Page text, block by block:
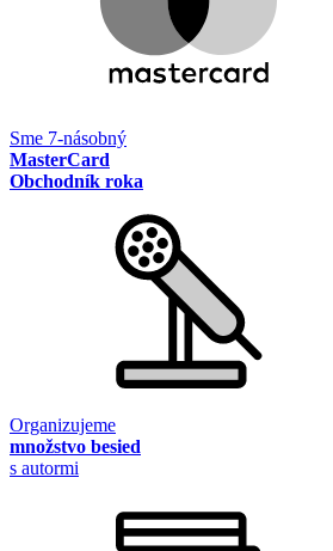
Sme 7-násobný
MasterCard
Obchodník roka
Organizujeme
množstvo besied
s autormi